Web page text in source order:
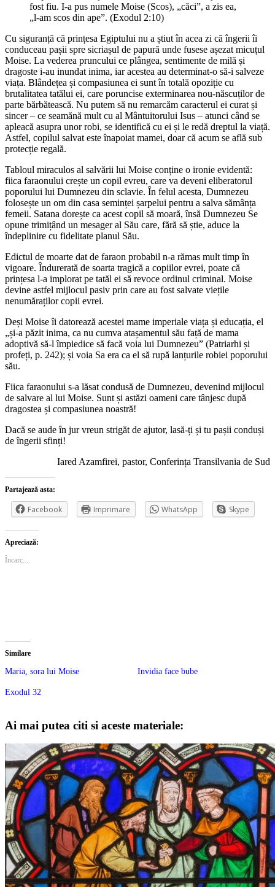
fost fiu. I-a pus numele Moise (Scos), „căci”, a zis ea,
„l-am scos din ape”. (Exodul 2:10)
Cu siguranță că prințesa Egiptului nu a știut în acea zi că îngerii îi
conduceau pașii spre sicriașul de papură unde fusese așezat micuțul
Moise. La vederea pruncului ce plângea, sentimente de milă și
dragoste i-au inundat inima, iar acestea au determinat-o să-i salveze
viața. Blândețea și compasiunea ei sunt în totală opoziție cu
brutalitatea tatălui ei, care poruncise exterminarea nou-născuților de
parte bărbătească. Nu putem să nu remarcăm caracterul ei curat și
sincer – ce seamănă mult cu al Mântuitorului Isus – atunci când se
apleacă asupra unor robi, se identifică cu ei și le redă dreptul la viață.
Astfel, copilul salvat este înapoiat mamei, doar că acum se află sub
protecție regală.
Tabloul miraculos al salvării lui Moise conține o ironie evidentă:
fiica faraonului crește un copil evreu, care va deveni eliberatorul
poporului lui Dumnezeu din sclavie. În felul acesta, Dumnezeu
folosește un om din casa seminței șarpelui pentru a salva sămânța
femeii. Satana dorește ca acest copil să moară, însă Dumnezeu Se
opune trimițând un mesager al Său care, fără să știe, aduce la
îndeplinire cu fidelitate planul Său.
Edictul de moarte dat de faraon probabil n-a rămas mult timp în
vigoare. Îndurerată de soarta tragică a copiilor evrei, poate că
prințesa l-a implorat pe tatăl ei să revoce ordinul criminal. Moise
devine astfel mijlocul pasiv prin care au fost salvate viețile
nenumăraților copii evrei.
Deși Moise îi datorează acestei mame imperiale viața și educația, el
„și-a păzit inima, ca nu cumva atașamentul său față de mama
adoptivă să-l împiedice să facă voia lui Dumnezeu” (Patriarhi și
profeți, p. 242); și voia Sa era ca el să rupă lanțurile robiei poporului
său.
Fiica faraonului s-a lăsat condusă de Dumnezeu, devenind mijlocul
de salvare al lui Moise. Sunt și astăzi oameni care tânjesc după
dragostea și compasiunea noastră!
Dacă se aude în jur vreun strigăt de ajutor, lasă-ți și tu pașii conduși
de îngerii sfinți!
Iared Azamfirei, pastor, Conferința Transilvania de Sud
Partajează asta:
Facebook Imprimare WhatsApp Skype
Apreciază:
Încarc...
Similare
Maria, sora lui Moise Invidia face bube
Exodul 32
Ai mai putea citi si aceste materiale: